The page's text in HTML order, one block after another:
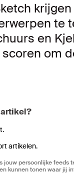
te
en
om
artikel?
artikelen.
jouw persoonlijke feeds
kunnen tonen waar jij